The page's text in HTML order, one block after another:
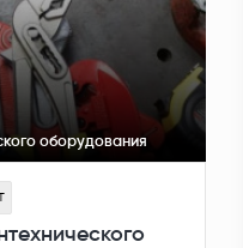
оборудования